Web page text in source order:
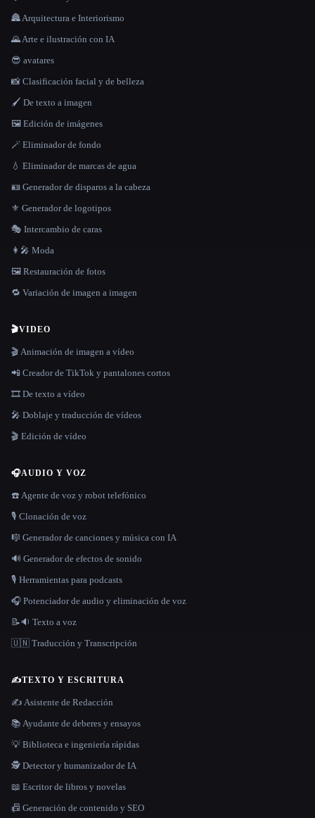
🏯 Arquitectura e Interiorismo
🌄 Arte e ilustración con IA
😎 avatares
📸 Clasificación facial y de belleza
🖌️ De texto a imagen
🖼️ Edición de imágenes
🪄 Eliminador de fondo
💧 Eliminador de marcas de agua
🪪 Generador de disparos a la cabeza
⚜️ Generador de logotipos
🎭 Intercambio de caras
👩‍🎤 Moda
🖼️ Restauración de fotos
🔁 Variación de imagen a imagen
🎬VIDEO
🎬 Animación de imagen a vídeo
📲 Creador de TikTok y pantalones cortos
🎞️ De texto a vídeo
🎤 Doblaje y traducción de vídeos
🎬 Edición de vídeo
🎧AUDIO Y VOZ
☎️ Agente de voz y robot telefónico
🎙️ Clonación de voz
🎼 Generador de canciones y música con IA
🔊 Generador de efectos de sonido
🎙️ Herramientas para podcasts
🎧 Potenciador de audio y eliminación de voz
📝🔉 Texto a voz
🇺🇳 Traducción y Transcripción
✍️TEXTO Y ESCRITURA
✍️ Asistente de Redacción
📚 Ayudante de deberes y ensayos
💡 Biblioteca e ingeniería rápidas
🕵️ Detector y humanizador de IA
📖 Escritor de libros y novelas
📠 Generación de contenido y SEO